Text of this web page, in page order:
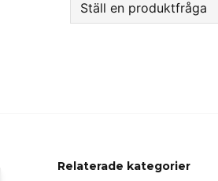
Ställ en produktfråga
Relaterade kategorier